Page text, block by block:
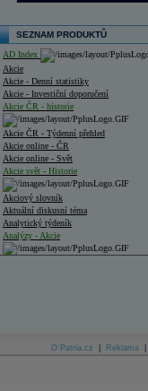
SEZNAM PRODUKTŮ
AD Index
Akcie
Akcie - Denní statistiky
Akcie - Investiční doporučení
Akcie ČR - historie
Akcie ČR - Týdenní přehled
Akcie online - ČR
Akcie online - Svět
Akcie svět - Historie
Akciový slovník
Aktuální diskusní téma
Analytický týdeník
Analýzy - Akcie
Ankety a diskuze
Archiv - Analýzy online
O Patria.cz Reklama